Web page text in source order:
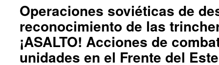
Operaciones soviéticas de
reconocimiento de las
¡ASALTO! Acciones de
unidades en el Frente del